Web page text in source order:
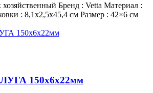
Бренд : Vetta Материал :
: 8,1х2,5х45,4 см Размер : 42×6 см
ЛУГА 150х6х22мм